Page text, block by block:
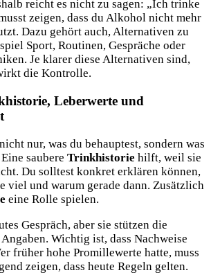
reicht es nicht zu sagen: „Ich trinke
zeigen, dass du Alkohol nicht mehr
Dazu gehört auch, Alternativen zu
Sport, Routinen, Gespräche oder
Je klarer diese Alternativen sind,
die Kontrolle.
Leberwerte und
nur, was du behauptest, sondern was
saubere Trinkhistorie hilft, weil sie
Du solltest konkret erklären können,
viel und warum gerade dann. Zusätzlich
eine Rolle spielen.
Gespräch, aber sie stützen die
Wichtig ist, dass Nachweise
früher hohe Promillewerte hatte, muss
zeigen, dass heute Regeln gelten.